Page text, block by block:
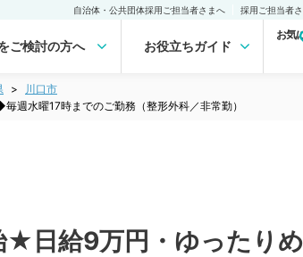
自治体・公共団体採用ご担当者さまへ 採用ご担当者
ご検討の方へ お役立ちガイド
お気
川口市
週水曜17時までのご勤務（整形外科／非常勤）
★日給9万円・ゆったり